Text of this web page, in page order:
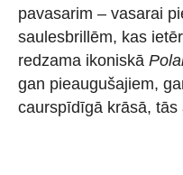
pavasarim – vasarai
saulesbrillēm, kas
redzama ikoniskā
gan pieaugušajiem,
caurspīdīgā krāsā, tās